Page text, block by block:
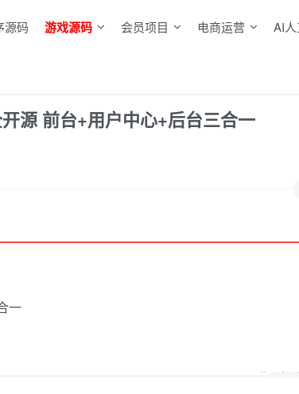
源码 游戏源码 会员项目 电商运营 AI
源 前台+用户中心+后台三合一
一